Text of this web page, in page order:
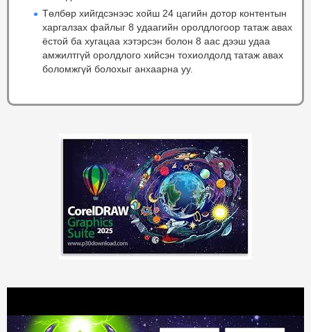
Төлбөр хийгдсэнээс хойш 24 цагийн дотор контентын
харгалзах файлыг 8 удаагийн оролдлогоор татаж авах
ёстой ба хугацаа хэтэрсэн болон 8 аас дээш удаа
амжилтгүй оролдлого хийсэн тохиолдолд татаж авах
боломжгүй болохыг анхаарна уу.